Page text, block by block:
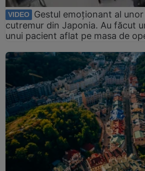
VIDEO
Gestul emoționant al
cutremur din Japonia. Au făcut
unui pacient aflat pe masa de